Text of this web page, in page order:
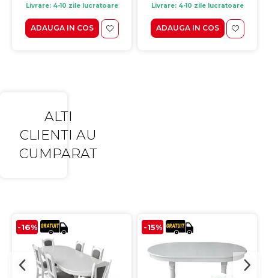
Livrare: 4-10 zile lucratoare
ADAUGA IN COS
Livrare: 4-10 zile lucratoare
ADAUGA IN COS
ALTI
CLIENTI AU
CUMPARAT
-16% -15%